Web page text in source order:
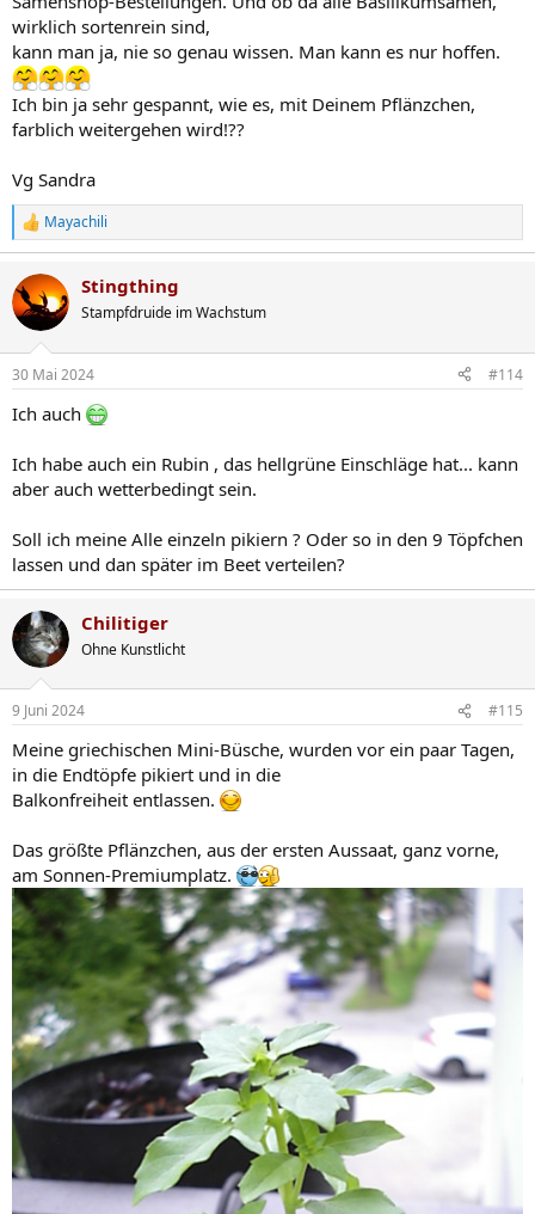
wirklich sortenrein sind,
kann man ja, nie so genau wissen. Man kann es nur hoffen.
Ich bin ja sehr gespannt, wie es, mit Deinem Pflänzchen,
farblich weitergehen wird!??
Vg Sandra
R
e
k
t
i
e
:
Mayachili
Stingthing
Stampfdruide im Wachstum
30 Mai 2024 #114
Ich auch
Ich habe auch ein Rubin , das hellgrüne Einschläge hat... kann
aber auch wetterbedingt sein.
Soll ich meine Alle einzeln pikiern ? Oder so in den 9 Töpfchen
lassen und dan später im Beet verteilen?
Chilitiger
Ohne Kunstlicht
9 Juni 2024 #115
Meine griechischen Mini-Büsche, wurden vor ein paar Tagen,
in die Endtöpfe pikiert und in die
Balkonfreiheit entlassen.
Das größte Pflänzchen, aus der ersten Aussaat, ganz vorne,
am Sonnen-Premiumplatz.